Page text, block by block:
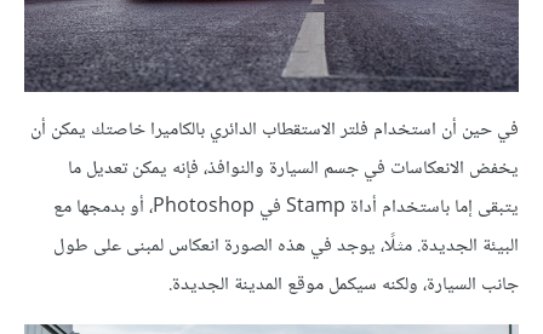
في حين أن استخدام فلتر الاستقطاب الدائري بالكاميرا خاصتك يمكن أن
يخفض الانعكاسات في جسم السيارة والنوافذ، فإنه يمكن تعديل ما
يتبقى إما باستخدام أداة Stamp في Photoshop، أو بدمجها مع
البيئة الجديدة. مثلًا، يوجد في هذه الصورة انعكاس لمبنى على طول
جانب السيارة، ولكنه سيكمل موقع المدينة الجديدة.